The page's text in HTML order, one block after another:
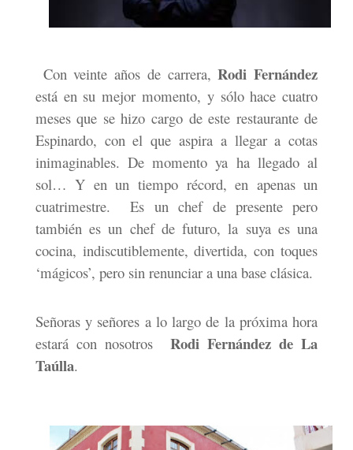
Con veinte años de carrera,Rodi Fernández
está en su mejor momento, y sólo hace cuatro
meses que se hizo cargo de este restaurante de
Espinardo, con el que aspira a llegar a cotas
inimaginables. De momento ya ha llegado al
sol… Y en un tiempo récord, en apenas un
cuatrimestre.
Es un chef de presente pero
también es un chef de futuro, la suya es una
cocina, indiscutiblemente, divertida, con toques
‘mágicos’, pero sin renunciar a una base clásica.
Señoras y señores a lo largo de la próxima hora
estará con nosotros
Rodi Fernández de La
Taúlla.